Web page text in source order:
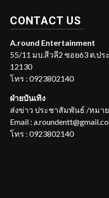
CONTACT US
A.round Entertainment
55/11 มบ.สีวลี2 ซอย63 ต.ป
12130
โทร : 0923802140
ฝ่ายบันเทิง
ส่งข่าว ประชาสัมพันธ์ /หมา
Email :
โทร : 0923802140